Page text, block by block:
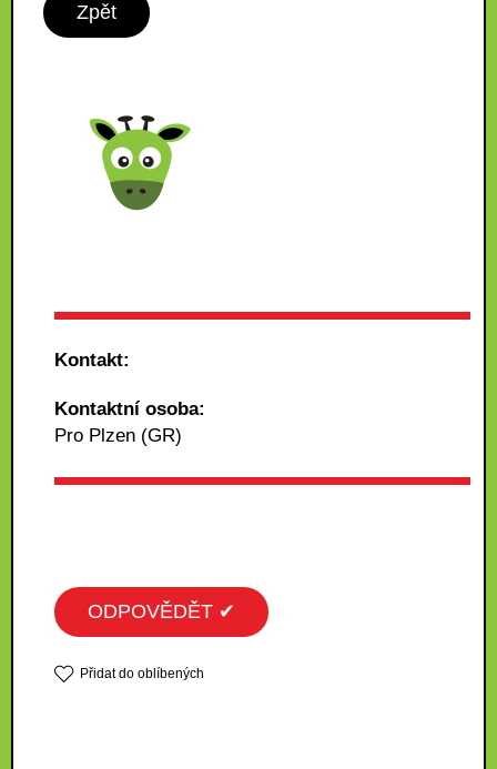
Zpět
Kontakt:
Kontaktní osoba:
Pro Plzen (GR)
ODPOVĚDĚT ✔
Přidat do oblíbených